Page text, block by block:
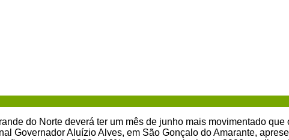
do Norte deverá ter um mês de junho mais movimentado que
Governador Aluízio Alves, em São Gonçalo do Amarante,